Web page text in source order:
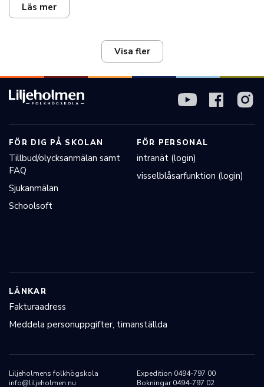
Läs mer
Visa fler
FÖR DIG PÅ SKOLAN
Tillbud/olycksanmälan samt
FAQ
Sjukanmälan
Schoolsoft
FÖR PERSONAL
intranät (login)
visselblåsarfunktion (login)
LÄNKAR
Fakturaadress
Meddela personuppgifter, timanställda
Liljeholmens folkhögskola
info@liljeholmen.nu
Expedition 0494-797 00
Bokningar 0494-797 02